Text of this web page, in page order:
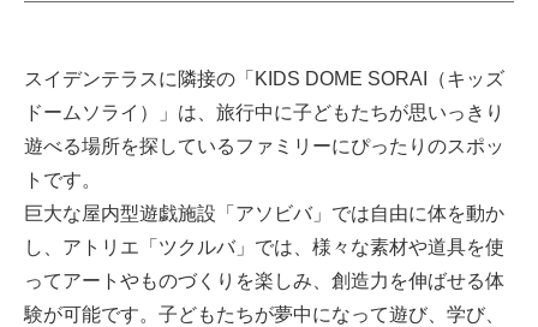
スイデンテラスに隣接の「KIDS DOME SORAI（キッズ
ドームソライ）」は、旅行中に子どもたちが思いっきり
遊べる場所を探しているファミリーにぴったりのスポッ
トです。
巨大な屋内型遊戯施設「アソビバ」では自由に体を動か
し、アトリエ「ツクルバ」では、様々な素材や道具を使
ってアートやものづくりを楽しみ、創造力を伸ばせる体
験が可能です。子どもたちが夢中になって遊び、学び、